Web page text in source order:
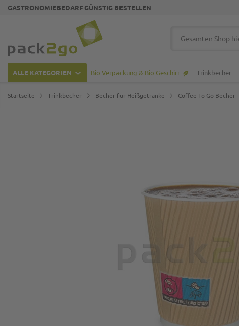
GASTRONOMIEBEDARF GÜNSTIG BESTELLEN
ALLE KATEGORIEN Bio Verpackung & Bio Geschirr Trinkbecher
Startseite Trinkbecher Becher für Heißgetränke Coffee To Go Becher